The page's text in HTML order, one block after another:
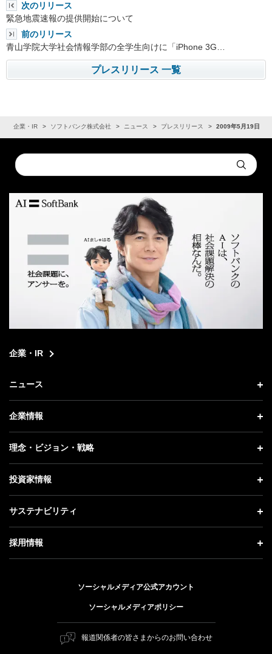
次のリリース
緊急地震速報の提供開始について
前のリリース
青山学院大学社会情報学部の全学生向けに「iPhone 3G…
プレスリリース 一覧
企業・IR ソフトバンク株式会社 ニュース プレスリリース 2009年5月19日
Conduct
a
Submit
企業・IR
ニュース
ニュース トップ
プレスリリース
更新情報
記者説明会
企業情報
企業情報 トップ
社長メッセージ
事業紹介
ガバナンス
理念・ビジョン・戦略
理念・ビジョン・戦略 トップ
成長戦略「Activate AI for Society」
人材戦略
投資家情報
投資家情報 トップ
経営方針
個人投資家の皆さまへ
株式と社債について
サステナビリティ
サステナビリティ トップ
トップメッセージ
ESG方針・体制
マテリアリティ（重要課題）
採用情報
障がい者採用
ソーシャルメディア公式アカウント
ソーシャルメディアポリシー
報道関係者の皆さまからのお問い合わせ